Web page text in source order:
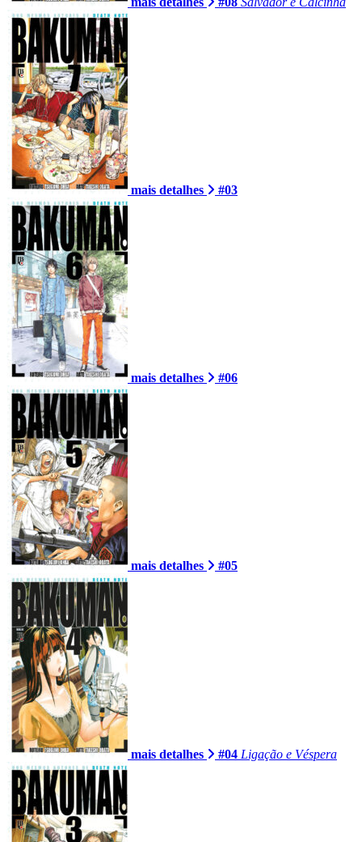
mais detalhes #03
mais detalhes #06
mais detalhes #05
mais detalhes #04 Ligação e Véspera